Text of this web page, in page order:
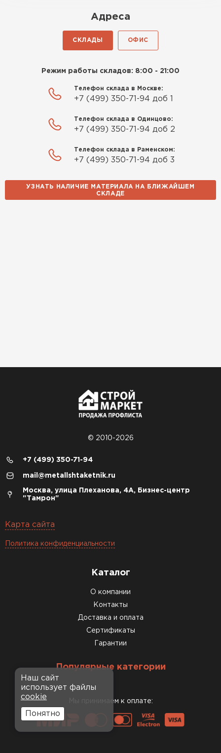
Адреса
СКЛАДЫ ОФИС
Режим работы складов: 8:00 - 21:00
Телефон склада в Москве:
+7 (499) 350-71-94 доб 1
Телефон склада в Одинцово:
+7 (499) 350-71-94 доб 2
Телефон склада в Раменском:
+7 (499) 350-71-94 доб 3
УЗНАТЬ НАЛИЧИЕ МАТЕРИАЛА НА БЛИЖАЙШЕМ
СКЛАДЕ
© 2010-2026
+7 (499) 350-71-94
mail@metallshtaketnik.ru
Москва, улица Плеханова, 4А, Бизнес-центр
"Тамрон"
Карта сайта
Политика конфиденциальности
Каталог
О компании
Контакты
Доставка и оплата
Сертификаты
Гарантии
Популярные категории
Мы принимаем к оплате:
Наш сайт
использует файлы
cookie
Понятно